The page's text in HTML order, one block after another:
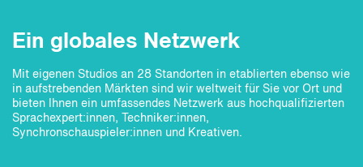
Ein globales Netzwerk
Mit eigenen Studios an 28 Standorten in etablierten ebenso wie
in aufstrebenden Märkten sind wir weltweit für Sie vor Ort und
bieten Ihnen ein umfassendes Netzwerk aus hochqualifizierten
Sprachexpert:innen, Techniker:innen,
Synchronschauspieler:innen und Kreativen.